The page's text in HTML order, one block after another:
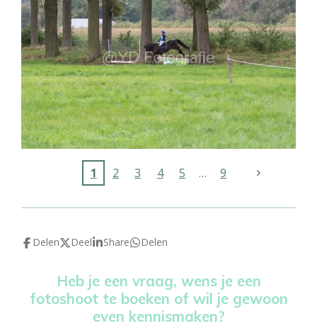
1 2 3 4 5 9
Delen Deel Share Delen
Heb je een vraag, wens je een
fotoshoot te boeken of wil je gewoon
even kennismaken?